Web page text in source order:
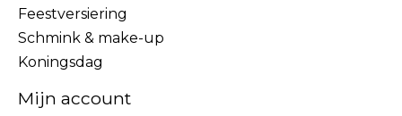
Feestversiering
Schmink & make-up
Koningsdag
Mijn account